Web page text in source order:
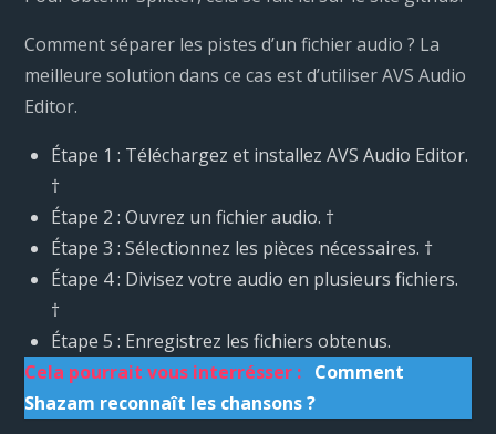
Comment séparer les pistes d’un fichier audio ? La
meilleure solution dans ce cas est d’utiliser AVS Audio
Editor.
Étape 1 : Téléchargez et installez AVS Audio Editor.
†
Étape 2 : Ouvrez un fichier audio. †
Étape 3 : Sélectionnez les pièces nécessaires. †
Étape 4 : Divisez votre audio en plusieurs fichiers.
†
Étape 5 : Enregistrez les fichiers obtenus.
Cela pourrait vous interrésser : Comment
Shazam reconnaît les chansons ?